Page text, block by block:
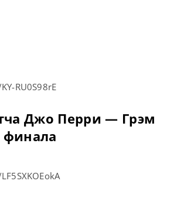
RU0S98rE
Джо Перри — Грэм
финала